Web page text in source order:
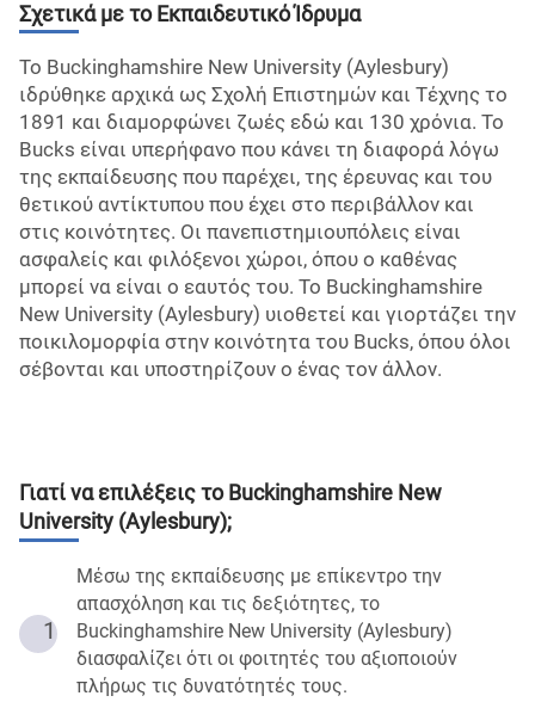
Σχετικά με το Εκπαιδευτικό Ίδρυμα
Το Buckinghamshire New University (Aylesbury)
ιδρύθηκε αρχικά ως Σχολή Επιστημών και Τέχνης το
1891 και διαμορφώνει ζωές εδώ και 130 χρόνια. Το
Bucks είναι υπερήφανο που κάνει τη διαφορά λόγω
της εκπαίδευσης που παρέχει, της έρευνας και του
θετικού αντίκτυπου που έχει στο περιβάλλον και
στις κοινότητες. Οι πανεπιστημιουπόλεις είναι
ασφαλείς και φιλόξενοι χώροι, όπου ο καθένας
μπορεί να είναι ο εαυτός του. Το Buckinghamshire
New University (Aylesbury) υιοθετεί και γιορτάζει την
ποικιλομορφία στην κοινότητα του Bucks, όπου όλοι
σέβονται και υποστηρίζουν ο ένας τον άλλον.
Γιατί να επιλέξεις το Buckinghamshire New
University (Aylesbury);
1
Μέσω της εκπαίδευσης με επίκεντρο την
απασχόληση και τις δεξιότητες, το
Buckinghamshire New University (Aylesbury)
διασφαλίζει ότι οι φοιτητές του αξιοποιούν
πλήρως τις δυνατότητές τους.